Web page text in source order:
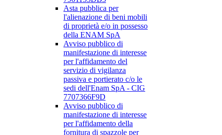
Asta pubblica per
l'alienazione di beni mobili
di proprietà e/o in possesso
della ENAM SpA
Avviso pubblico di
manifestazione di interesse
per l'affidamento del
servizio di vigilanza
passiva e portierato c/o le
sedi dell'Enam SpA - CIG
7707366F9D
Avviso pubblico di
manifestazione di interesse
per l'affidamento della
fornitura di spazzole per